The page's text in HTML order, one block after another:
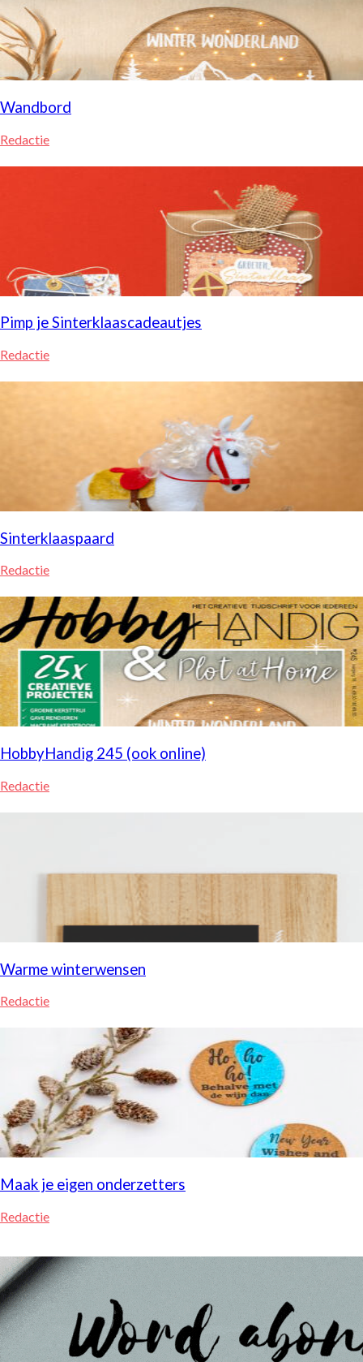
Wandbord
Redactie
Pimp je Sinterklaascadeautjes
Redactie
Sinterklaaspaard
Redactie
HobbyHandig 245 (ook online)
Redactie
Warme winterwensen
Redactie
Maak je eigen onderzetters
Redactie